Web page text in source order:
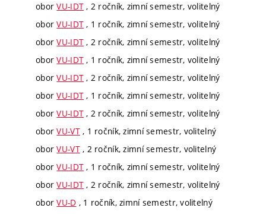
oborVU-IDT , 2 ročník, zimní semestr, volitelný
oborVU-IDT , 1 ročník, zimní semestr, volitelný
oborVU-IDT , 2 ročník, zimní semestr, volitelný
oborVU-IDT , 1 ročník, zimní semestr, volitelný
oborVU-IDT , 2 ročník, zimní semestr, volitelný
oborVU-IDT , 1 ročník, zimní semestr, volitelný
oborVU-IDT , 2 ročník, zimní semestr, volitelný
oborVU-VT, 1 ročník, zimní semestr, volitelný
oborVU-VT, 2 ročník, zimní semestr, volitelný
oborVU-IDT , 1 ročník, zimní semestr, volitelný
oborVU-IDT , 2 ročník, zimní semestr, volitelný
oborVU-D , 1 ročník, zimní semestr, volitelný